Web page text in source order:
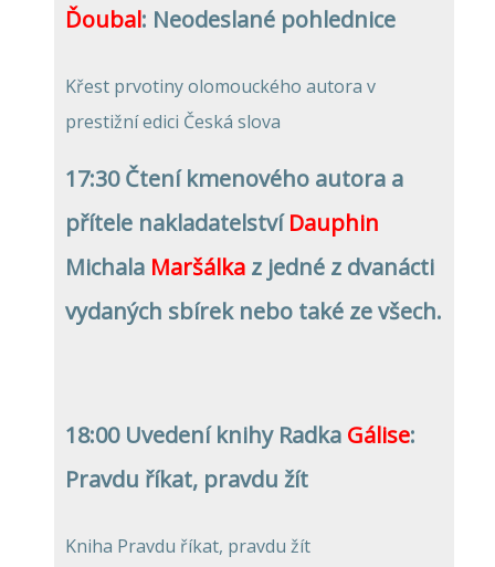
Ďoubal: Neodeslané pohlednice
Křest prvotiny olomouckého autora v
prestižní edici Česká slova
17:30 Čtení kmenového autora a
přítele nakladatelstvíDauphin
Michala Maršálka z jedné z dvanácti
vydaných sbírek nebo také ze všech.
18:00 Uvedení knihy Radka Gálise:
Pravdu říkat, pravdu žít
Kniha Pravdu říkat, pravdu žít